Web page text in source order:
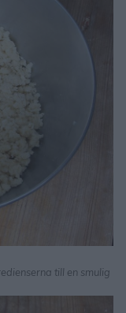
till en smulig